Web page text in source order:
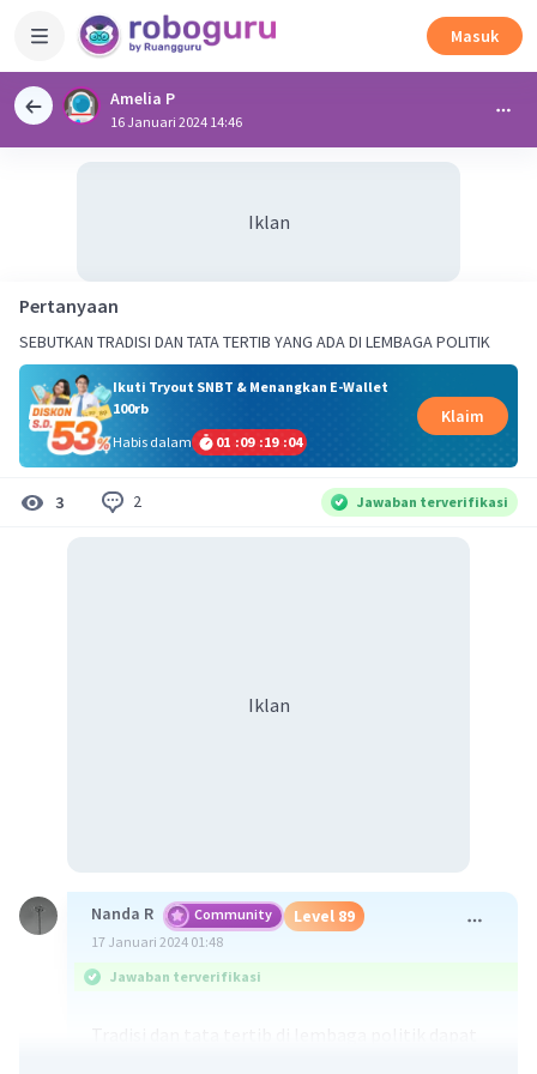
Masuk
Amelia P
16 Januari 2024 14:46
Iklan
Pertanyaan
SEBUTKAN TRADISI DAN TATA TERTIB YANG ADA DI LEMBAGA POLITIK
Ikuti Tryout SNBT & Menangkan E-Wallet
100rb
Habis dalam
01 :09 :19 :04
Klaim
3 2 Jawaban terverifikasi
Iklan
Nanda R Community Level 89
17 Januari 2024 01:48
Jawaban terverifikasi